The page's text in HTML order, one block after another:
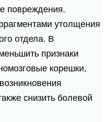
повреждения.
утолщения
отдела. В
признаки
корешки,
снизить болевой